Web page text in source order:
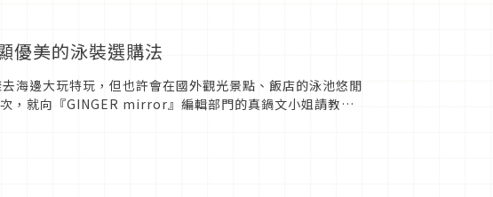
優美的泳裝選購法
海邊大玩特玩，但也許會在國外觀光景點、飯店的泳池悠閒
，就向『GINGER mirror』編輯部門的真鍋文小姐請教如